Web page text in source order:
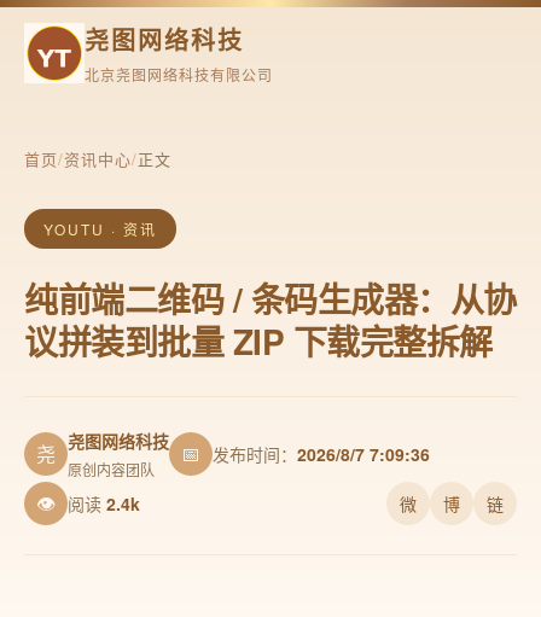
尧图网络科技
北京尧图网络科技有限公司
首页/资讯中心/正文
YOUTU · 资讯
纯前端二维码 / 条码生成器：从协
议拼装到批量 ZIP 下载完整拆解
尧 尧图网络科技
原创内容团队
📅 发布时间： 2026/8/7 7:09:36
👁 阅读 2.4k 微 博 链